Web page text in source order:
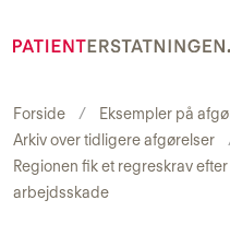
Forside
Eksempler på
Arkiv over tidligere afgørelser
Regionen fik et regreskrav
arbejdsskade